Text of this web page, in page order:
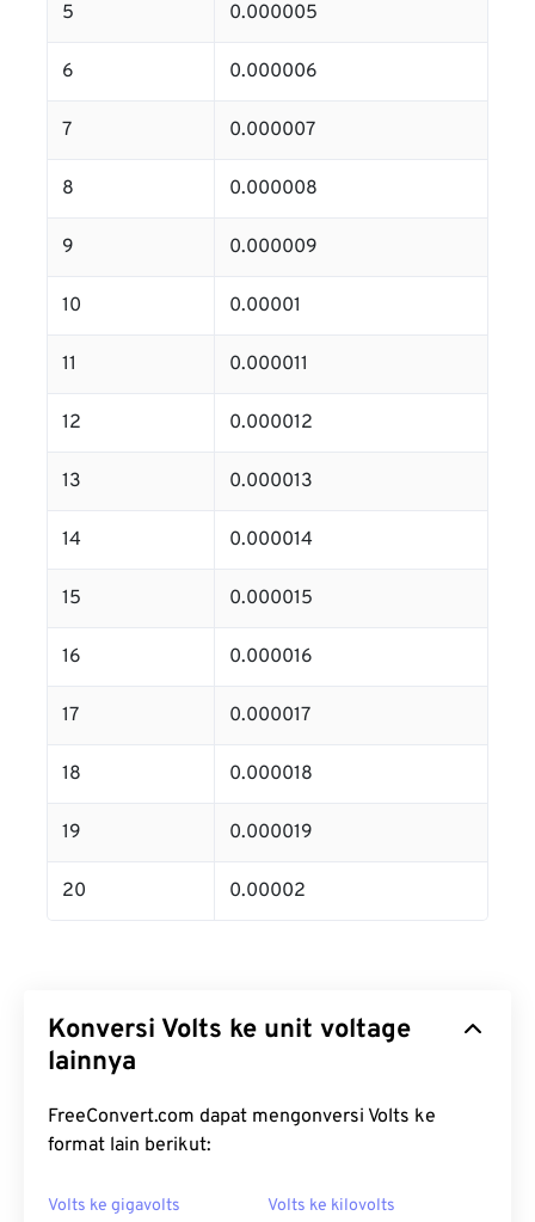
5 0.000005
6 0.000006
7 0.000007
8 0.000008
9 0.000009
10 0.00001
11 0.000011
12 0.000012
13 0.000013
14 0.000014
15 0.000015
16 0.000016
17 0.000017
18 0.000018
19 0.000019
20 0.00002
Konversi Volts ke unit voltage
lainnya
FreeConvert.com dapat mengonversi Volts ke
format lain berikut:
Volts ke gigavolts Volts ke kilovolts